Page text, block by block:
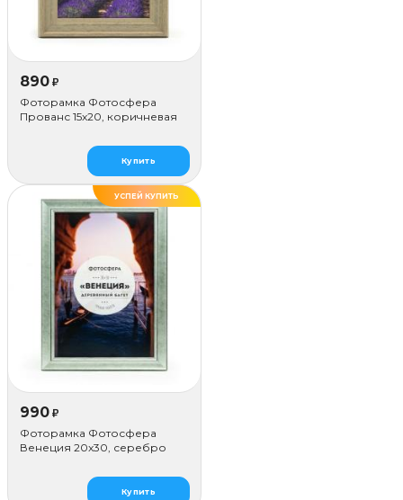
890 ₽
Фоторамка Фотосфера
Прованс 15x20, коричневая
Купить
УСПЕЙ КУПИТЬ
ДЕЛАЕМ САМИ
990 ₽
Фоторамка Фотосфера
Венеция 20x30, серебро
Купить